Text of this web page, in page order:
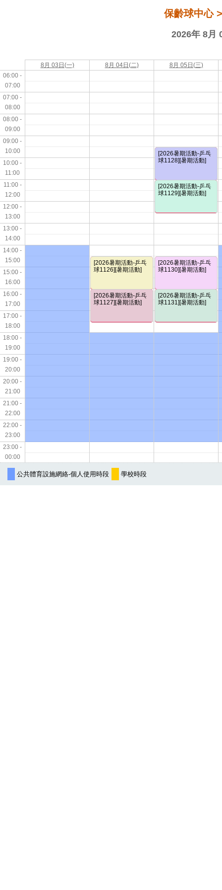
保齡球中心
2026年 8月
8月 03日(一) 8月 04日(二) 8月 05日(三)
[2026暑期活動-乒乓
球1126][暑期活動]
[2026暑期活動-乒乓
球1127][暑期活動]
[2026暑期活動-乒乓
球1128][暑期活動]
[2026暑期活動-乒乓
球1129][暑期活動]
[2026暑期活動-乒乓
球1130][暑期活動]
[2026暑期活動-乒乓
球1131][暑期活動]
06:00 -
07:00
07:00 -
08:00
08:00 -
09:00
09:00 -
10:00
10:00 -
11:00
11:00 -
12:00
12:00 -
13:00
13:00 -
14:00
14:00 -
15:00
15:00 -
16:00
16:00 -
17:00
17:00 -
18:00
18:00 -
19:00
19:00 -
20:00
20:00 -
21:00
21:00 -
22:00
22:00 -
23:00
23:00 -
00:00
公共體育設施網絡-個人使用時段 學校時段